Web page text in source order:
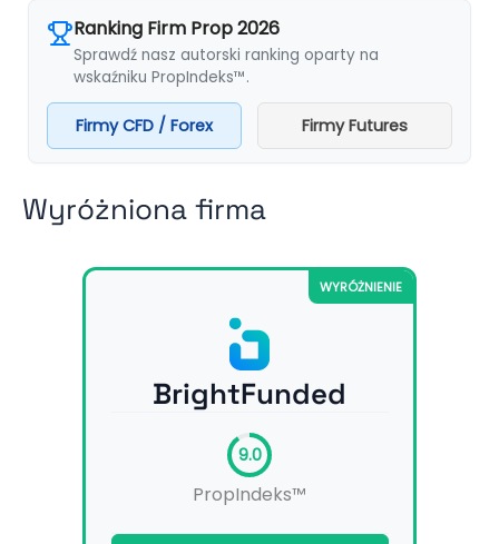
Ranking Firm Prop 2026
Sprawdź nasz autorski ranking oparty na
wskaźniku PropIndeks™.
Firmy CFD / Forex Firmy Futures
Wyróżniona firma
WYRÓŻNIENIE
BrightFunded
9.0
PropIndeks™